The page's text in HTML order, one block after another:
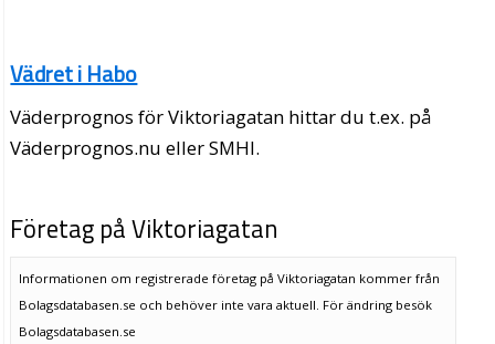
Vädret i Habo
Väderprognos för Viktoriagatan hittar du t.ex. på
Väderprognos.nu eller SMHI.
Företag på Viktoriagatan
Informationen om registrerade företag på Viktoriagatan kommer från
Bolagsdatabasen.se och behöver inte vara aktuell. För ändring besök
Bolagsdatabasen.se